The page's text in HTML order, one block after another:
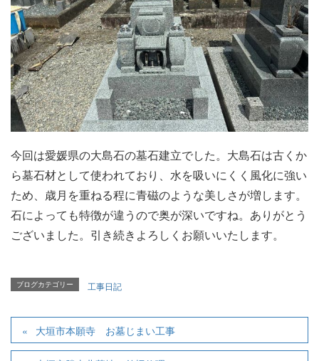
今回は愛媛県の大島石の墓石建立でした。大島石は古くか
ら墓石材として使われており、水を吸いにくく風化に強い
ため、歳月を重ねる程に青磁のような美しさが増します。
石によっても特徴が違うので奥が深いですね。ありがとう
ございました。引き続きよろしくお願いいたします。
ブログカテゴリー 工事日記
大垣市本願寺 お墓じまい工事